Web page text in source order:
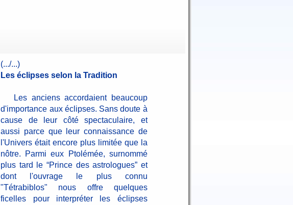
(.../...)
Les éclipses selon la Tradition
Les anciens accordaient beaucoup
d'importance aux éclipses. Sans doute à
cause de leur côté spectaculaire, et
aussi parce que leur connaissance de
l'Univers était encore plus limitée que la
nôtre. Parmi eux Ptolémée, surnommé
plus tard le “Prince des astrologues” et
dont l'ouvrage le plus connu
"Tétrabiblos" nous offre quelques
ficelles pour interpréter les éclipses